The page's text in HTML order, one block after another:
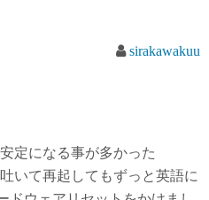
sirakawakuu
定になる事が多かった
いて再起してもずっと英語に